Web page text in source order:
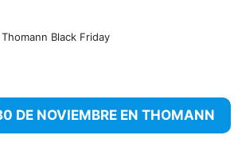
Thomann Black Friday
DE NOVIEMBRE EN THOMANN